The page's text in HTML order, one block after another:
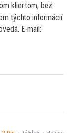
klientom, bez
týchto informácií
E-mail: